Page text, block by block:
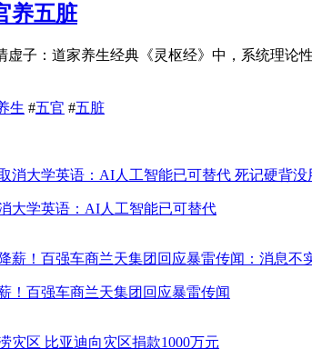
养五脏
虚子：道家养生经典《灵枢经》中，系统理
生 #五官 #五脏
大学英语：AI人工智能已可替代
！百强车商兰天集团回应暴雷传闻